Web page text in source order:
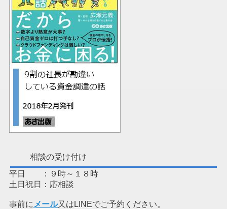
相談の受け付け
平日 ：９時～１８時
土日祝日：応相談
事前に メール又はLINEでご予約ください。